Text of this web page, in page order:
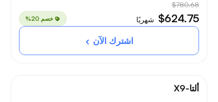
$780.68
$624.75 شهريًا خصم 20%
اشترك الآن
ألتا-X9